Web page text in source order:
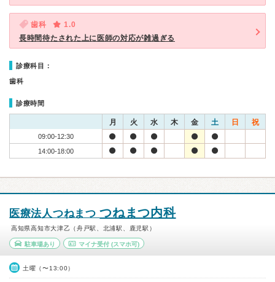
歯科
1.0
長時間待たされた上に医師の対応が雑過ぎる
診療科目：
歯科
診療時間
月 火 水 木 金 土 日 祝
09:00-12:30
14:00-18:00
医療法人つねまつつねまつ内科
高知県高知市大津乙（舟戸駅、北浦駅、鹿児駅）
駐車場あり マイナ受付(スマホ可)
土曜（〜13:00）